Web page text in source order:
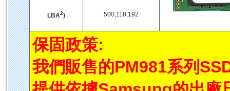
LBA2) 500,118,192
保固政策:
我們販售的PM981系列